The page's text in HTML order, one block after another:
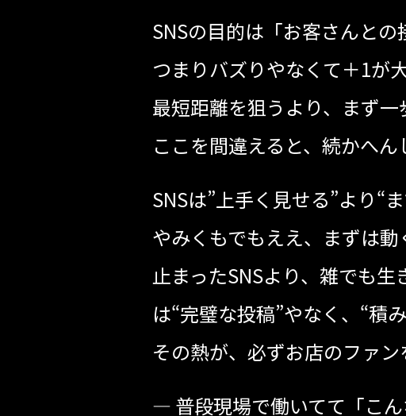
SNSの目的は「お客さんと
つまりバズりやなくて＋1が
最短距離を狙うより、まず
ここを間違えると、続かへん
SNSは”上手く見せる”より“
やみくもでもええ、まずは動
止まったSNSより、雑でも
は“完璧な投稿”やなく、“積
その熱が、必ずお店のファン
— 普段現場で働いてて「こん